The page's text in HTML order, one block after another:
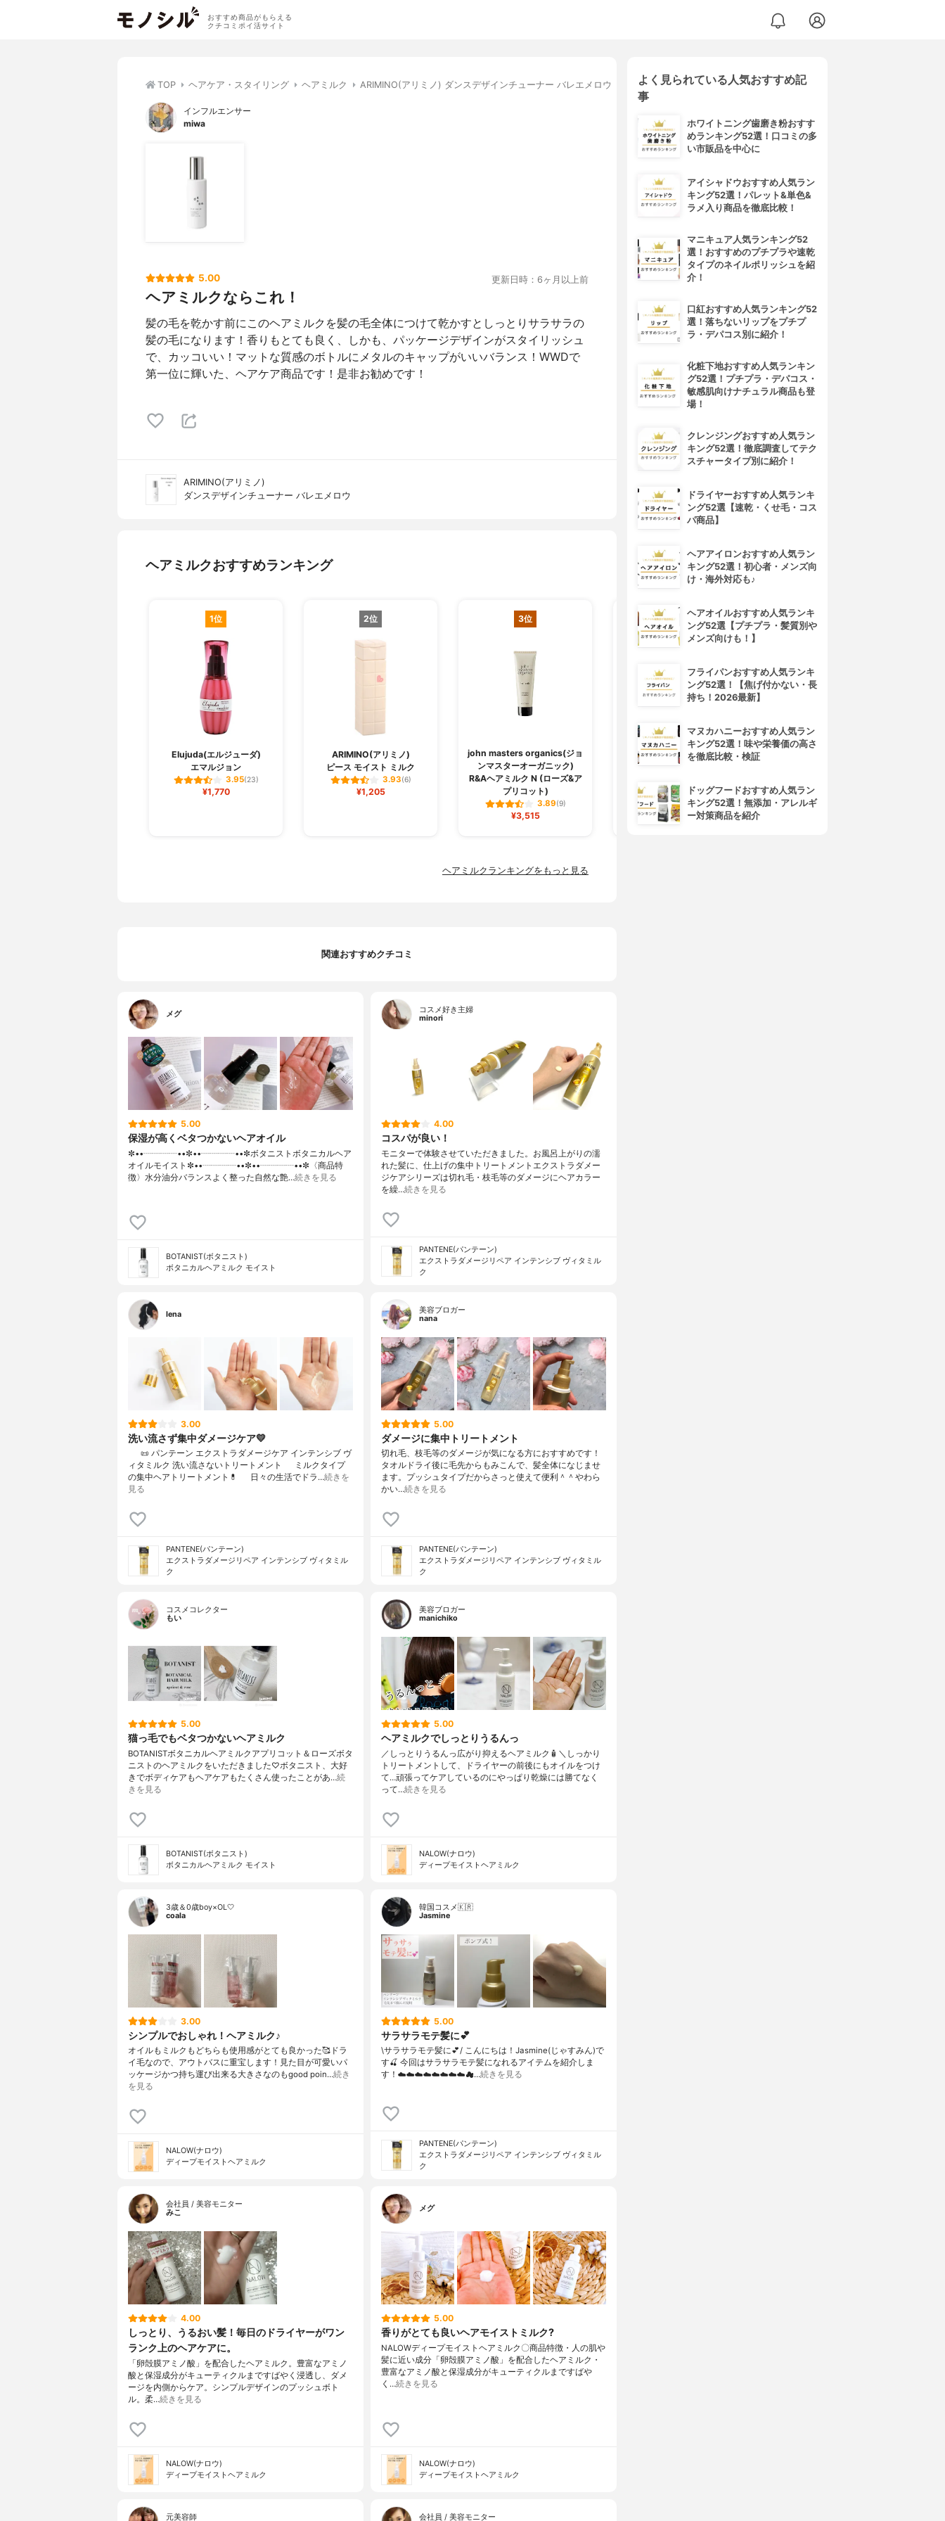
おすすめ商品がもらえる
クチコミポイ活サイト
TOP ヘアケア・スタイリング ヘアミルク ARIMINO(アリミノ) ダンスデザインチューナー バレエメロウ
インフルエンサー
miwa
5.00 更新日時：6ヶ月以上前
ヘアミルクならこれ！
髪の毛を乾かす前にこのヘアミルクを髪の毛全体につけて乾かすとしっとりサラサラの
髪の毛になります！香りもとても良く、しかも、パッケージデザインがスタイリッシュ
で、カッコいい！マットな質感のボトルにメタルのキャップがいいバランス！WWDで
第一位に輝いた、ヘアケア商品です！是非お勧めです！
ARIMINO(アリミノ)
ダンスデザインチューナー バレエメロウ
ヘアミルクおすすめランキング
1位
Elujuda(エルジューダ)
エマルジョン
3.95(23)
¥1,770
2位
ARIMINO(アリミノ)
ピース モイスト ミルク
3.93(6)
¥1,205
3位
john masters organics(ジョ
ンマスターオーガニック)
R&Aヘアミルク N (ローズ&ア
プリコット)
3.89(9)
¥3,515
4位
Loretta(ロレッタ)
メイクアップミルク (グラマラ
3.85(1)
¥1,380
ヘアミルクランキングをもっと見る
関連おすすめクチコミ
メグ
5.00
保湿が高くベタつかないヘアオイル
✼••┈┈┈┈••✼••┈┈┈┈••✼ボタニストボタニカルヘア
オイルモイスト✼••┈┈┈┈••✼••┈┈┈┈••✼〈商品特
徴〉水分油分バランスよく整った自然な艶…続きを見る
BOTANIST(ボタニスト)
ボタニカルヘアミルク モイスト
コスメ好き主婦
minori
4.00
コスパが良い！
モニターで体験させていただきました。お風呂上がりの濡
れた髪に、仕上げの集中トリートメントエクストラダメー
ジケアシリーズは切れ毛・枝毛等のダメージにヘアカラー
を繰…続きを見る
PANTENE(パンテーン)
エクストラダメージリペア インテンシブ ヴィタミル
ク
lena
3.00
洗い流さず集中ダメージケア💛
⠀⠀📜 パンテーン エクストラダメージケア インテンシブ ヴ
ィタミルク 洗い流さないトリートメント⠀⠀ミルクタイプ
の集中ヘアトリートメント💊⠀⠀日々の生活でドラ…続きを
見る
PANTENE(パンテーン)
エクストラダメージリペア インテンシブ ヴィタミル
ク
美容ブロガー
nana
5.00
ダメージに集中トリートメント
切れ毛、枝毛等のダメージが気になる方におすすめです！
タオルドライ後に毛先からもみこんで、髪全体になじませ
ます。プッシュタイプだからさっと使えて便利＾＾やわら
かい…続きを見る
PANTENE(パンテーン)
エクストラダメージリペア インテンシブ ヴィタミル
ク
コスメコレクター
もい
5.00
猫っ毛でもベタつかないヘアミルク
BOTANISTボタニカルヘアミルクアプリコット＆ローズボタ
ニストのヘアミルクをいただきました♡ボタニスト、大好
きでボディケアもヘアケアもたくさん使ったことがあ…続
きを見る
BOTANIST(ボタニスト)
ボタニカルヘアミルク モイスト
美容ブロガー
manichiko
5.00
ヘアミルクでしっとりうるんっ
／しっとりうるんっ広がり抑えるヘアミルク🧴＼しっかり
トリートメントして、ドライヤーの前後にもオイルをつけ
て…頑張ってケアしているのにやっぱり乾燥には勝てなく
って…続きを見る
NALOW(ナロウ)
ディープモイストヘアミルク
3歳＆0歳boy×OL🤍
coala
3.00
シンプルでおしゃれ！ヘアミルク♪
オイルもミルクもどちらも使用感がとても良かった🥰ドラ
イ毛なので、アウトバスに重宝します！見た目が可愛いパ
ッケージかつ持ち運び出来る大きさなのもgood poin…続き
を見る
NALOW(ナロウ)
ディープモイストヘアミルク
韓国コスメ🇰🇷
Jasmine
5.00
サラサラモテ髪に💕
\サラサラモテ髪に💕/ こんにちは！Jasmine(じゃすみん)で
す🍒 今回はサラサラモテ髪になれるアイテムを紹介しま
す！☁️☁️☁️☁️☁️☁️☁️☁️☁…続きを見る
PANTENE(パンテーン)
エクストラダメージリペア インテンシブ ヴィタミル
ク
会社員 / 美容モニター
みこ
4.00
しっとり、うるおい髪！毎日のドライヤーがワン
ランク上のヘアケアに。
「卵殻膜アミノ酸」を配合したヘアミルク。豊富なアミノ
酸と保湿成分がキューティクルまですばやく浸透し、ダメ
ージを内側からケア。シンプルデザインのプッシュボト
ル。柔…続きを見る
NALOW(ナロウ)
ディープモイストヘアミルク
メグ
5.00
香りがとても良いヘアモイストミルク?
NALOWディープモイストヘアミルク〇商品特徴・人の肌や
髪に近い成分「卵殻膜アミノ酸」を配合したヘアミルク・
豊富なアミノ酸と保湿成分がキューティクルまですばや
く…続きを見る
NALOW(ナロウ)
ディープモイストヘアミルク
元美容師 会社員 / 美容モニター
よく見られている人気おすすめ記
事
ホワイトニング歯磨き粉おすす
めランキング52選！口コミの多
い市販品を中心に
アイシャドウおすすめ人気ラン
キング52選！パレット&単色&
ラメ入り商品を徹底比較！
マニキュア人気ランキング52
選！おすすめのプチプラや速乾
タイプのネイルポリッシュを紹
介！
口紅おすすめ人気ランキング52
選！落ちないリップをプチプ
ラ・デパコス別に紹介！
化粧下地おすすめ人気ランキン
グ52選！プチプラ・デパコス・
敏感肌向けナチュラル商品も登
場！
クレンジングおすすめ人気ラン
キング52選！徹底調査してテク
スチャータイプ別に紹介！
ドライヤーおすすめ人気ランキ
ング52選【速乾・くせ毛・コス
パ商品】
ヘアアイロンおすすめ人気ラン
キング52選！初心者・メンズ向
け・海外対応も♪
ヘアオイルおすすめ人気ランキ
ング52選【プチプラ・髪質別や
メンズ向けも！】
フライパンおすすめ人気ランキ
ング52選！【焦げ付かない・長
持ち！2026最新】
マヌカハニーおすすめ人気ラン
キング52選！味や栄養価の高さ
を徹底比較・検証
ドッグフードおすすめ人気ラン
キング52選！無添加・アレルギ
ー対策商品を紹介